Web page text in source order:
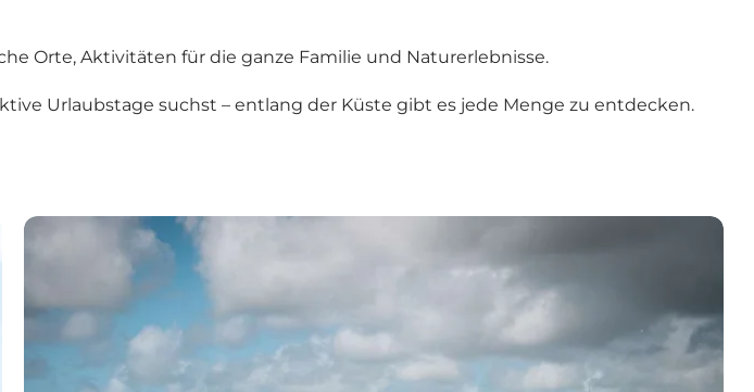
Orte, Aktivitäten für die ganze Familie und Naturerlebnisse.
Urlaubstage suchst – entlang der Küste gibt es jede Menge zu entdecken.
Aktivitäten